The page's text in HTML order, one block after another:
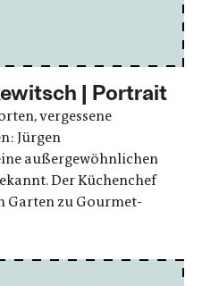
| Portrait
vergessene
Jürgen
außergewöhnlichen
Der Küchenchef
Garten zu Gourmet-